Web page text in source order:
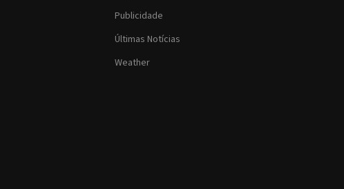
Publicidade
Últimas Notícias
Weather